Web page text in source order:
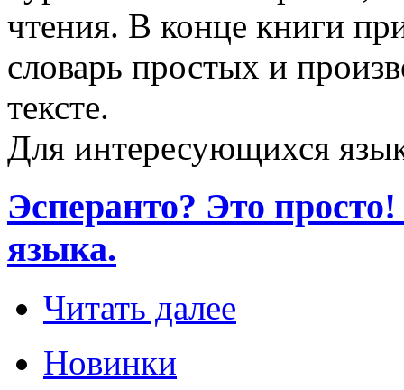
чтения. В конце книги
словарь простых и
тексте.
Для интересующихся
Эсперанто? Это
языка.
Читать далее
Новинки